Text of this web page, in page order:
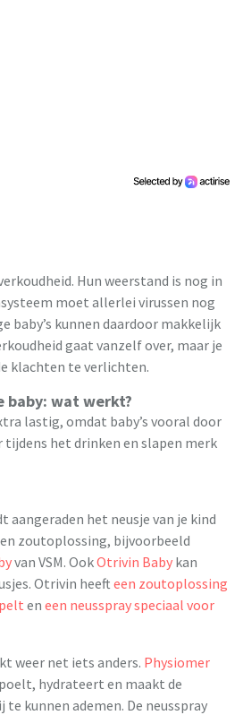
Hun weerstand is nog in
moet allerlei virussen nog
baby’s kunnen daardoor makkelijk
gaat vanzelf over, maar je
klachten te verlichten.
baby: wat werkt?
lastig, omdat baby’s vooral door
tijdens het drinken en slapen merk
aangeraden het neusje van je kind
zoutoplossing, bijvoorbeeld
van VSM. OokOtrivin Baby kan
Otrivin heeft een zoutoplossing
en een neusspray speciaal voor
weer net iets anders. Physiomer
hydrateert en maakt de
kunnen ademen. De neusspray